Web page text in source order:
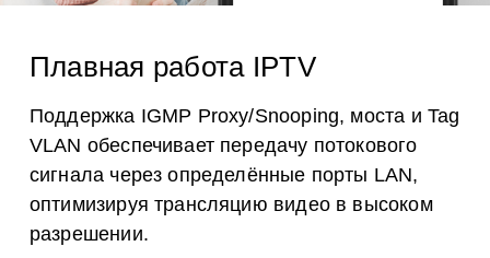
Плавная работа IPTV
Поддержка IGMP Proxy/Snooping, моста и Tag
VLAN обеспечивает передачу потокового
сигнала через определённые порты LAN,
оптимизируя трансляцию видео в высоком
разрешении.